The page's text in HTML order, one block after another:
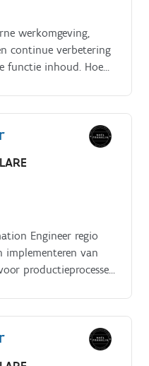
werkomgeving,
continue verbetering
functie inhoud. Hoe
Engineer regio
implementeren van
productieprocessen.